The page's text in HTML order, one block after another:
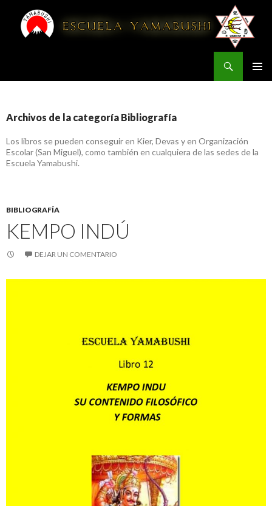
Archivos de la categoría Bibliografía
Los libros se pueden conseguir en Kier, Devas y en Organización
Escolar (San Miguel), como también en cualquiera de las sedes de la
Escuela Yamabushi.
BIBLIOGRAFÍA
KEMPO INDÚ
DEJAR UN COMENTARIO